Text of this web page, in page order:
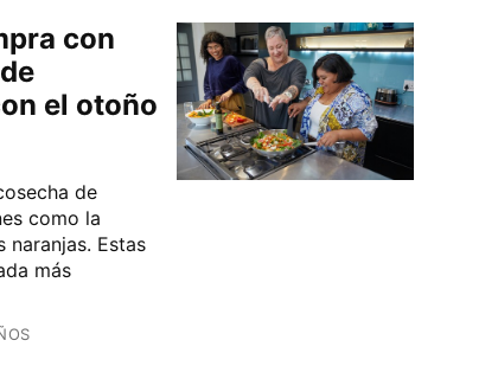
con
el otoño
de
como la
naranjas. Estas
más